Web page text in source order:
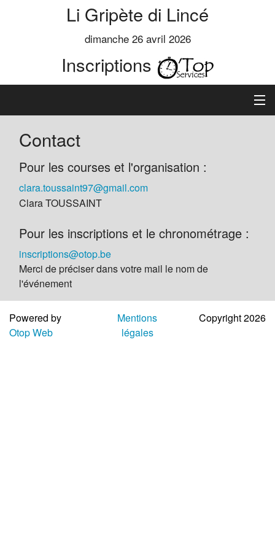
Li Gripète di Lincé
dimanche 26 avril 2026
Inscriptions
Accueil
Informations
Règlement
Classements
Aide
Contact
Pour les courses et l'organisation :
clara.toussaint97@gmail.com
Clara TOUSSAINT
Pour les inscriptions et le chronométrage :
inscriptions@otop.be
Merci de préciser dans votre mail le nom de
l'événement
Powered by
Otop Web
Mentions
légales
Copyright 2026